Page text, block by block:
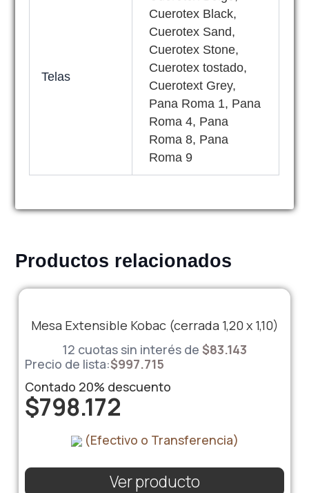
Telas
Cuerotex Black,
Cuerotex Sand,
Cuerotex Stone,
Cuerotex tostado,
Cuerotext Grey,
Pana Roma 1, Pana
Roma 4, Pana
Roma 8, Pana
Roma 9
Productos relacionados
Mesa Extensible Kobac (cerrada 1,20 x 1,10)
12 cuotas sin interés de $83.143
Precio de lista:$997.715
Contado 20% descuento
$798.172
(Efectivo o Transferencia)
Ver producto